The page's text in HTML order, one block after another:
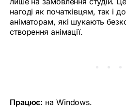
нагоді як початківцям, так і
аніматорам, які шукають
створення анімації.
Працює: на Windows.